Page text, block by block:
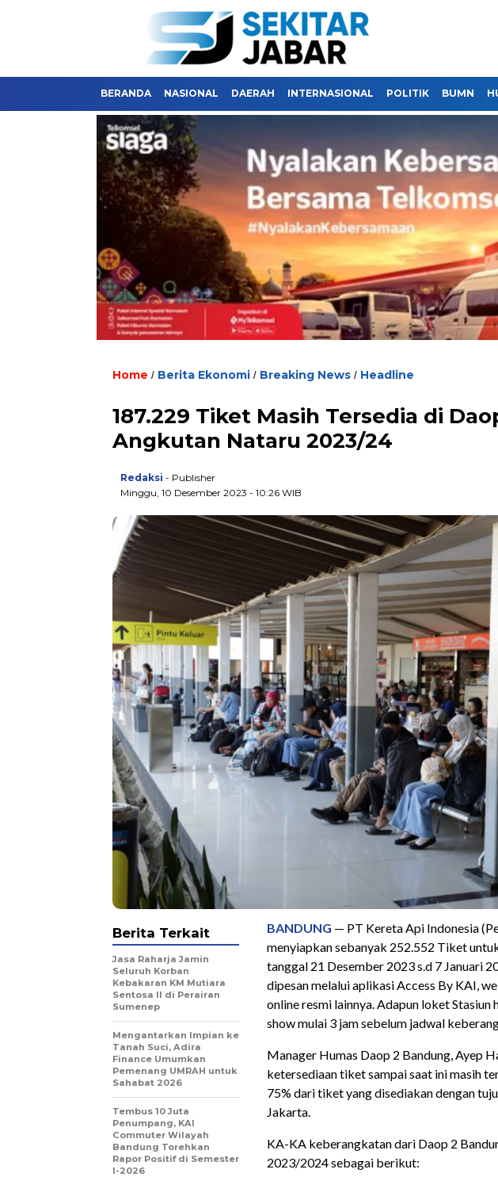
BERANDA NASIONAL DAERAH INTERNASIONAL POLITIK BUMN
Home / Berita Ekonomi / Breaking News / Headline
187.229 Tiket Masih Tersedia di
Angkutan Nataru 2023/24
Redaksi - Publisher
Minggu, 10 Desember 2023 - 10:26 WIB
BANDUNG — PT Kereta Api Indonesia
menyiapkan sebanyak 252.552 Tiket
tanggal 21 Desember 2023 s.d 7 Januari
dipesan melalui aplikasi Access By KAI,
online resmi lainnya. Adapun loket Stasiun
show mulai 3 jam sebelum jadwal
Manager Humas Daop 2 Bandung, Ayep
ketersediaan tiket sampai saat ini masih
75% dari tiket yang disediakan dengan
Jakarta.
KA-KA keberangkatan dari Daop 2
2023/2024 sebagai berikut:
Berita Terkait
Jasa Raharja Jamin
Seluruh Korban
Kebakaran KM Mutiara
Sentosa II di Perairan
Sumenep
Mengantarkan Impian ke
Tanah Suci, Adira
Finance Umumkan
Pemenang UMRAH untuk
Sahabat 2026
Tembus 10 Juta
Penumpang, KAI
Commuter Wilayah
Bandung Torehkan
Rapor Positif di Semester
I-2026